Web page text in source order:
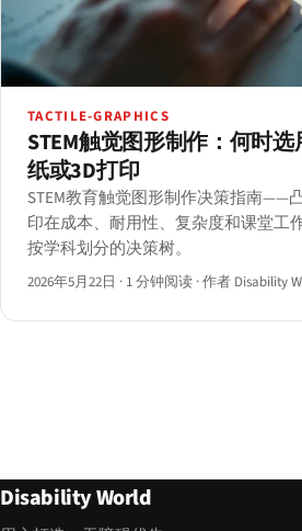
TACTILE-GRAPHICS
STEM触觉图形制作：何时
纸或3D打印
STEM教育触觉图形制作决策指南——
印在成本、耐用性、复杂度和课堂工
按学科划分的决策树。
2026年5月22日 · 1 分钟阅读 ·作者 Disability
Disability World